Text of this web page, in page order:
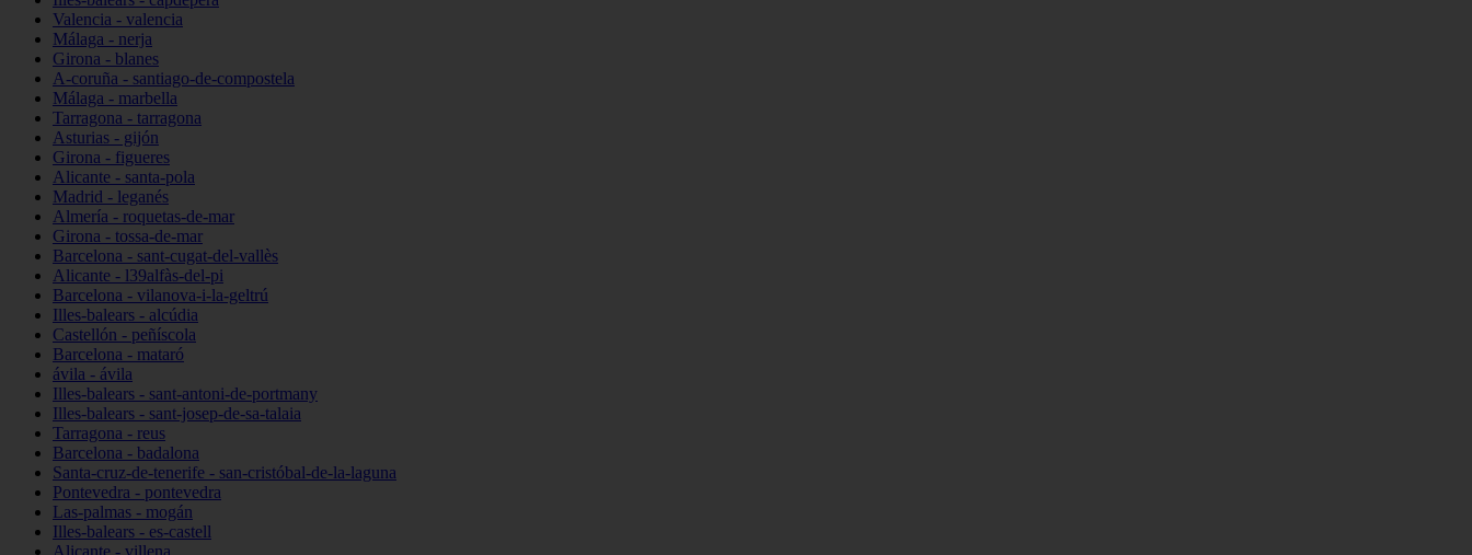
Valencia - valencia
Málaga - nerja
Girona - blanes
A-coruña - santiago-de-compostela
Málaga - marbella
Tarragona - tarragona
Asturias - gijón
Girona - figueres
Alicante - santa-pola
Madrid - leganés
Almería - roquetas-de-mar
Girona - tossa-de-mar
Barcelona - sant-cugat-del-vallès
Alicante - l39alfàs-del-pi
Barcelona - vilanova-i-la-geltrú
Illes-balears - alcúdia
Castellón - peñíscola
Barcelona - mataró
ávila - ávila
Illes-balears - sant-antoni-de-portmany
Illes-balears - sant-josep-de-sa-talaia
Tarragona - reus
Barcelona - badalona
Santa-cruz-de-tenerife - san-cristóbal-de-la-laguna
Pontevedra - pontevedra
Las-palmas - mogán
Illes-balears - es-castell
Alicante - villena